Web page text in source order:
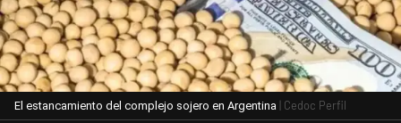
El estancamiento del complejo sojero en Argentina | Cedoc Perfil